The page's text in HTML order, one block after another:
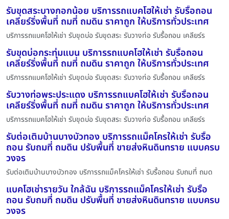
รับขุดสระบางกอกน้อย บริการรถแบคโฮให้เช่า รับรื้อถอน
เคลียร์ริ่งพื้นที่ ถมที่ ถมดิน ราคาถูก ให้บริการทั่วประเทศ
บริการรถแบคโฮให้เช่า รับขุดบ่อ รับขุดสระ รับวางท่อ รับรื้อถอน เคลียร์ร
รับขุดบ่อกระทุ่มแบน บริการรถแบคโฮให้เช่า รับรื้อถอน
เคลียร์ริ่งพื้นที่ ถมที่ ถมดิน ราคาถูก ให้บริการทั่วประเทศ
บริการรถแบคโฮให้เช่า รับขุดบ่อ รับขุดสระ รับวางท่อ รับรื้อถอน เคลียร์ร
รับวางท่อพระประแดง บริการรถแบคโฮให้เช่า รับรื้อถอน
เคลียร์ริ่งพื้นที่ ถมที่ ถมดิน ราคาถูก ให้บริการทั่วประเทศ
บริการรถแบคโฮให้เช่า รับขุดบ่อ รับขุดสระ รับวางท่อ รับรื้อถอน เคลียร์ร
รับต่อเติมบ้านบางบัวทอง บริการรถแม็คโครให้เช่า รับรื้อ
ถอน รับถมที่ ถมดิน ปรับพื้นที่ ขายส่งหินดินทราย แบบครบ
วงจร
รับต่อเติมบ้านบางบัวทอง บริการรถแม็คโครให้เช่า รับรื้อถอน รับถมที่ ถมด
แบคโฮเช่ารายวัน ใกล้ฉัน บริการรถแม็คโครให้เช่า รับรื้อ
ถอน รับถมที่ ถมดิน ปรับพื้นที่ ขายส่งหินดินทราย แบบครบ
วงจร